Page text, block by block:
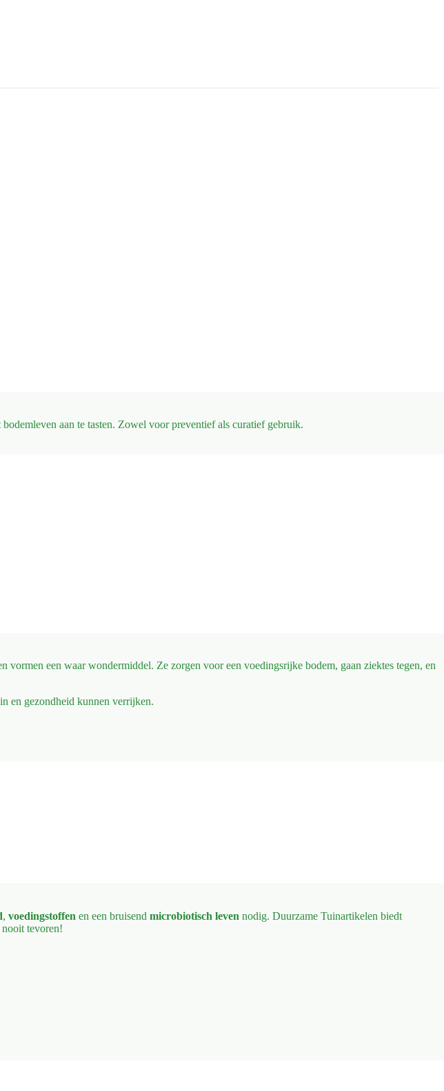
aan te tasten. Zowel voor preventief als curatief gebruik.
een waar wondermiddel. Ze zorgen voor een voedingsrijke bodem, gaan ziektes tegen, en
en gezondheid kunnen verrijken.
, voedingstoffen en een bruisend microbiotisch leven nodig. Duurzame Tuinartikelen biedt
nooit tevoren!